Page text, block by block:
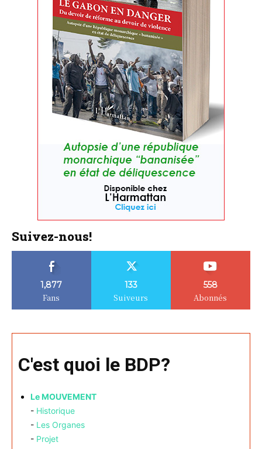
Suivez-nous!
1,877
Fans
133
Suiveurs
558
Abonnés
C'est quoi le BDP?
Le MOUVEMENT
- Historique
- Les Organes
- Projet